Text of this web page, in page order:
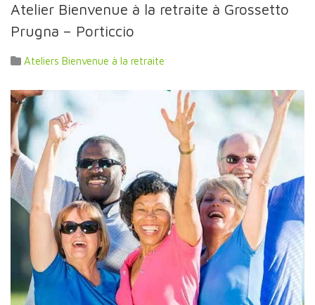
Atelier Bienvenue à la retraite à Grossetto
Prugna – Porticcio
Ateliers Bienvenue à la retraite